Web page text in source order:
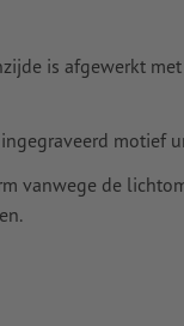
is afgewerkt
motief
vanwege de